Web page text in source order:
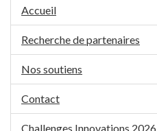
Accueil
Recherche de partenaires
Nos soutiens
Contact
Challenges Innovations 2026